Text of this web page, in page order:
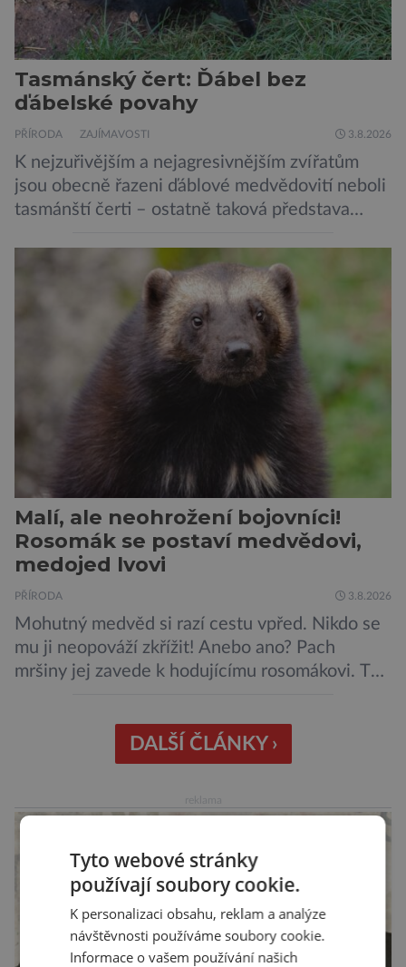
Tasmánský čert: Ďábel bez
ďábelské povahy
PŘÍRODA ZAJÍMAVOSTI 3.8.2026
K nejzuřivějším a nejagresivnějším zvířatům
jsou obecně řazeni ďáblové medvědovití neboli
tasmánští čerti – ostatně taková představa
vačnatci, vyskytující se dnes již výhradně na
ostrově Tasmánie, si však takovou nálepku
vůbec nezaslouží. Fakticky se totiž spíše než o
zákeřné a nebezpečné vzteklouny jedná o
plaché živočichy. Velikostně […]
Malí, ale neohrožení bojovníci!
Rosomák se postaví medvědovi,
medojed lvovi
PŘÍRODA 3.8.2026
Mohutný medvěd si razí cestu vpřed. Nikdo se
mu ji neopováží zkřížit! Anebo ano? Pach
mršiny jej zavede k hodujícímu rosomákovi. Ten
„lasice“ je odhodlána bránit svou kořist.
Nedosahují nijak impozantní velikosti, jde spíše
a […]
DALŠÍ ČLÁNKY ›
Tyto webové stránky
používají soubory cookie.
K personalizaci obsahu, reklam a analýze
návštěvnosti používáme soubory cookie.
Informace o vašem používání našich